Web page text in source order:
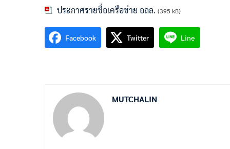
ประกาศรายชื่อเครือข่าย อถล. (395 kB)
Facebook Twitter Line
MUTCHALIN